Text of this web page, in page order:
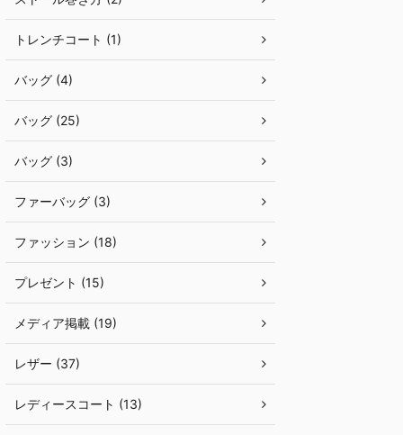
トレンチコート (1)
バッグ (4)
バッグ (25)
バッグ (3)
ファーバッグ (3)
ファッション (18)
プレゼント (15)
メディア掲載 (19)
レザー (37)
レディースコート (13)